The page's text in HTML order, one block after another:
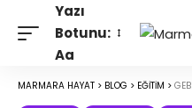
Yazı
Botunu:
Aa
MARMARA HAYAT > BLOG > EĞITIM > GEBZE